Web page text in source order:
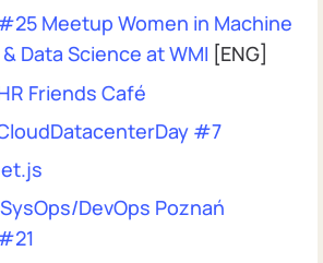
Meetup Women in Machine
Data Science at WMI [ENG]
Friends Café
#7
SysOps/DevOps Poznań